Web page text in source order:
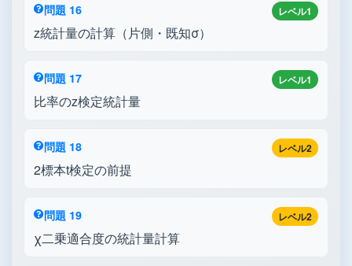
レベル1
問題 16
z統計量の計算（片側・既知σ）
レベル1
問題 17
比率のz検定統計量
レベル2
問題 18
2標本t検定の前提
レベル2
問題 19
χ二乗適合度の統計量計算